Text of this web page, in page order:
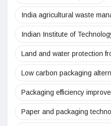
India agricultural waste
Indian Institute of
Land and water protection
Low carbon packaging
Packaging efficiency
Paper and packaging